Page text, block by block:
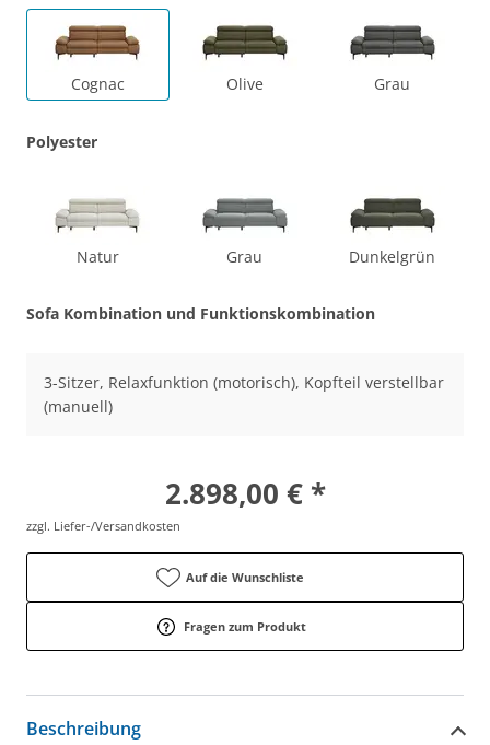
Cognac Olive Grau
Polyester
Natur Grau Dunkelgrün
Sofa Kombination und Funktionskombination
3-Sitzer, Relaxfunktion (motorisch), Kopfteil verstellbar
(manuell)
2.898,00 € *
zzgl. Liefer-/Versandkosten
Auf die Wunschliste
Fragen zum Produkt
Beschreibung